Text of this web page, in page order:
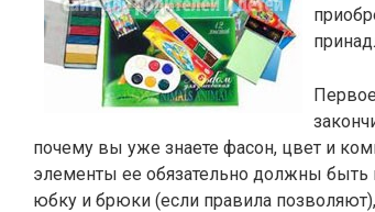
почему вы уже знаете фасон, цвет и
элементы ее обязательно должны
юбку и брюки (если правила